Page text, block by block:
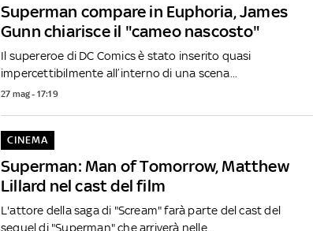
Superman compare in Euphoria, James
Gunn chiarisce il "cameo nascosto"
Il supereroe di DC Comics è stato inserito quasi
impercettibilmente all’interno di una scena...
27 mag - 17:19
Superman: Man of Tomorrow, Matthew
Lillard nel cast del film
CINEMA
L'attore della saga di "Scream" farà parte del cast del
sequel di "Superman" che arriverà nelle...